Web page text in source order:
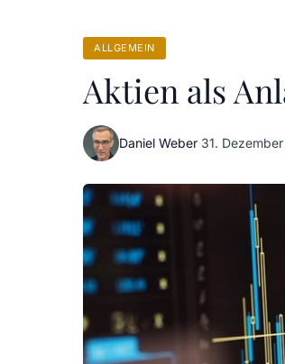
ALLGEMEIN
Aktien als
Daniel Weber·31.